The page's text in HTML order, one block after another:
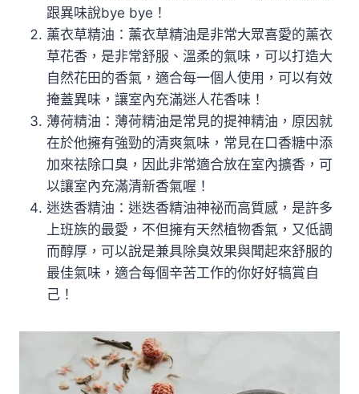
跟異味說bye bye！
薰衣草精油：薰衣草精油是非常大眾喜愛的薰衣
草花香，是非常舒服、溫柔的氣味，可以打造大
自然花田的香氣，適合每一個人使用，可以有效
掩蓋異味，讓室內充滿迷人花香味！
薄荷精油：薄荷精油是常見的提神精油，原因就
在於他擁有強勁的清爽氣味，常見在口香糖中添
加來祛除口臭，因此非常適合放在室內擴香，可
以讓室內充滿清新香氣喔！
迷迭香精油：迷迭香精油神祕而高質感，是許多
上班族的最愛，不但擁有天然植物香氣，又低調
而醇厚，可以說是兼具除臭效果與聞起來舒服的
最佳氣味，適合每個辛苦工作的你好好犒賞自
己！